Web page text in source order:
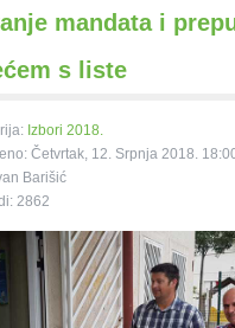
mandata i
s liste
Izbori 2018.
Četvrtak, 12. Srpnja 2018.
Barišić
2862